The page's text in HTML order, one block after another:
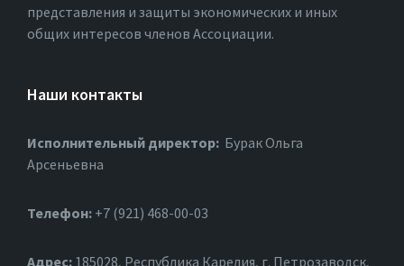
представления и защиты экономических и иных
общих интересов членов Ассоциации.
Наши контакты
Исполнительный директор: Бурак Ольга
Арсеньевна
Телефон: +7 (921) 468-00-03
Адрес: 185028, Республика Карелия, г. Петрозаводск,